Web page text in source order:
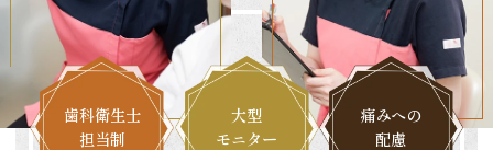
歯科衛生士
担当制
大型
モニター
痛みへの
配慮